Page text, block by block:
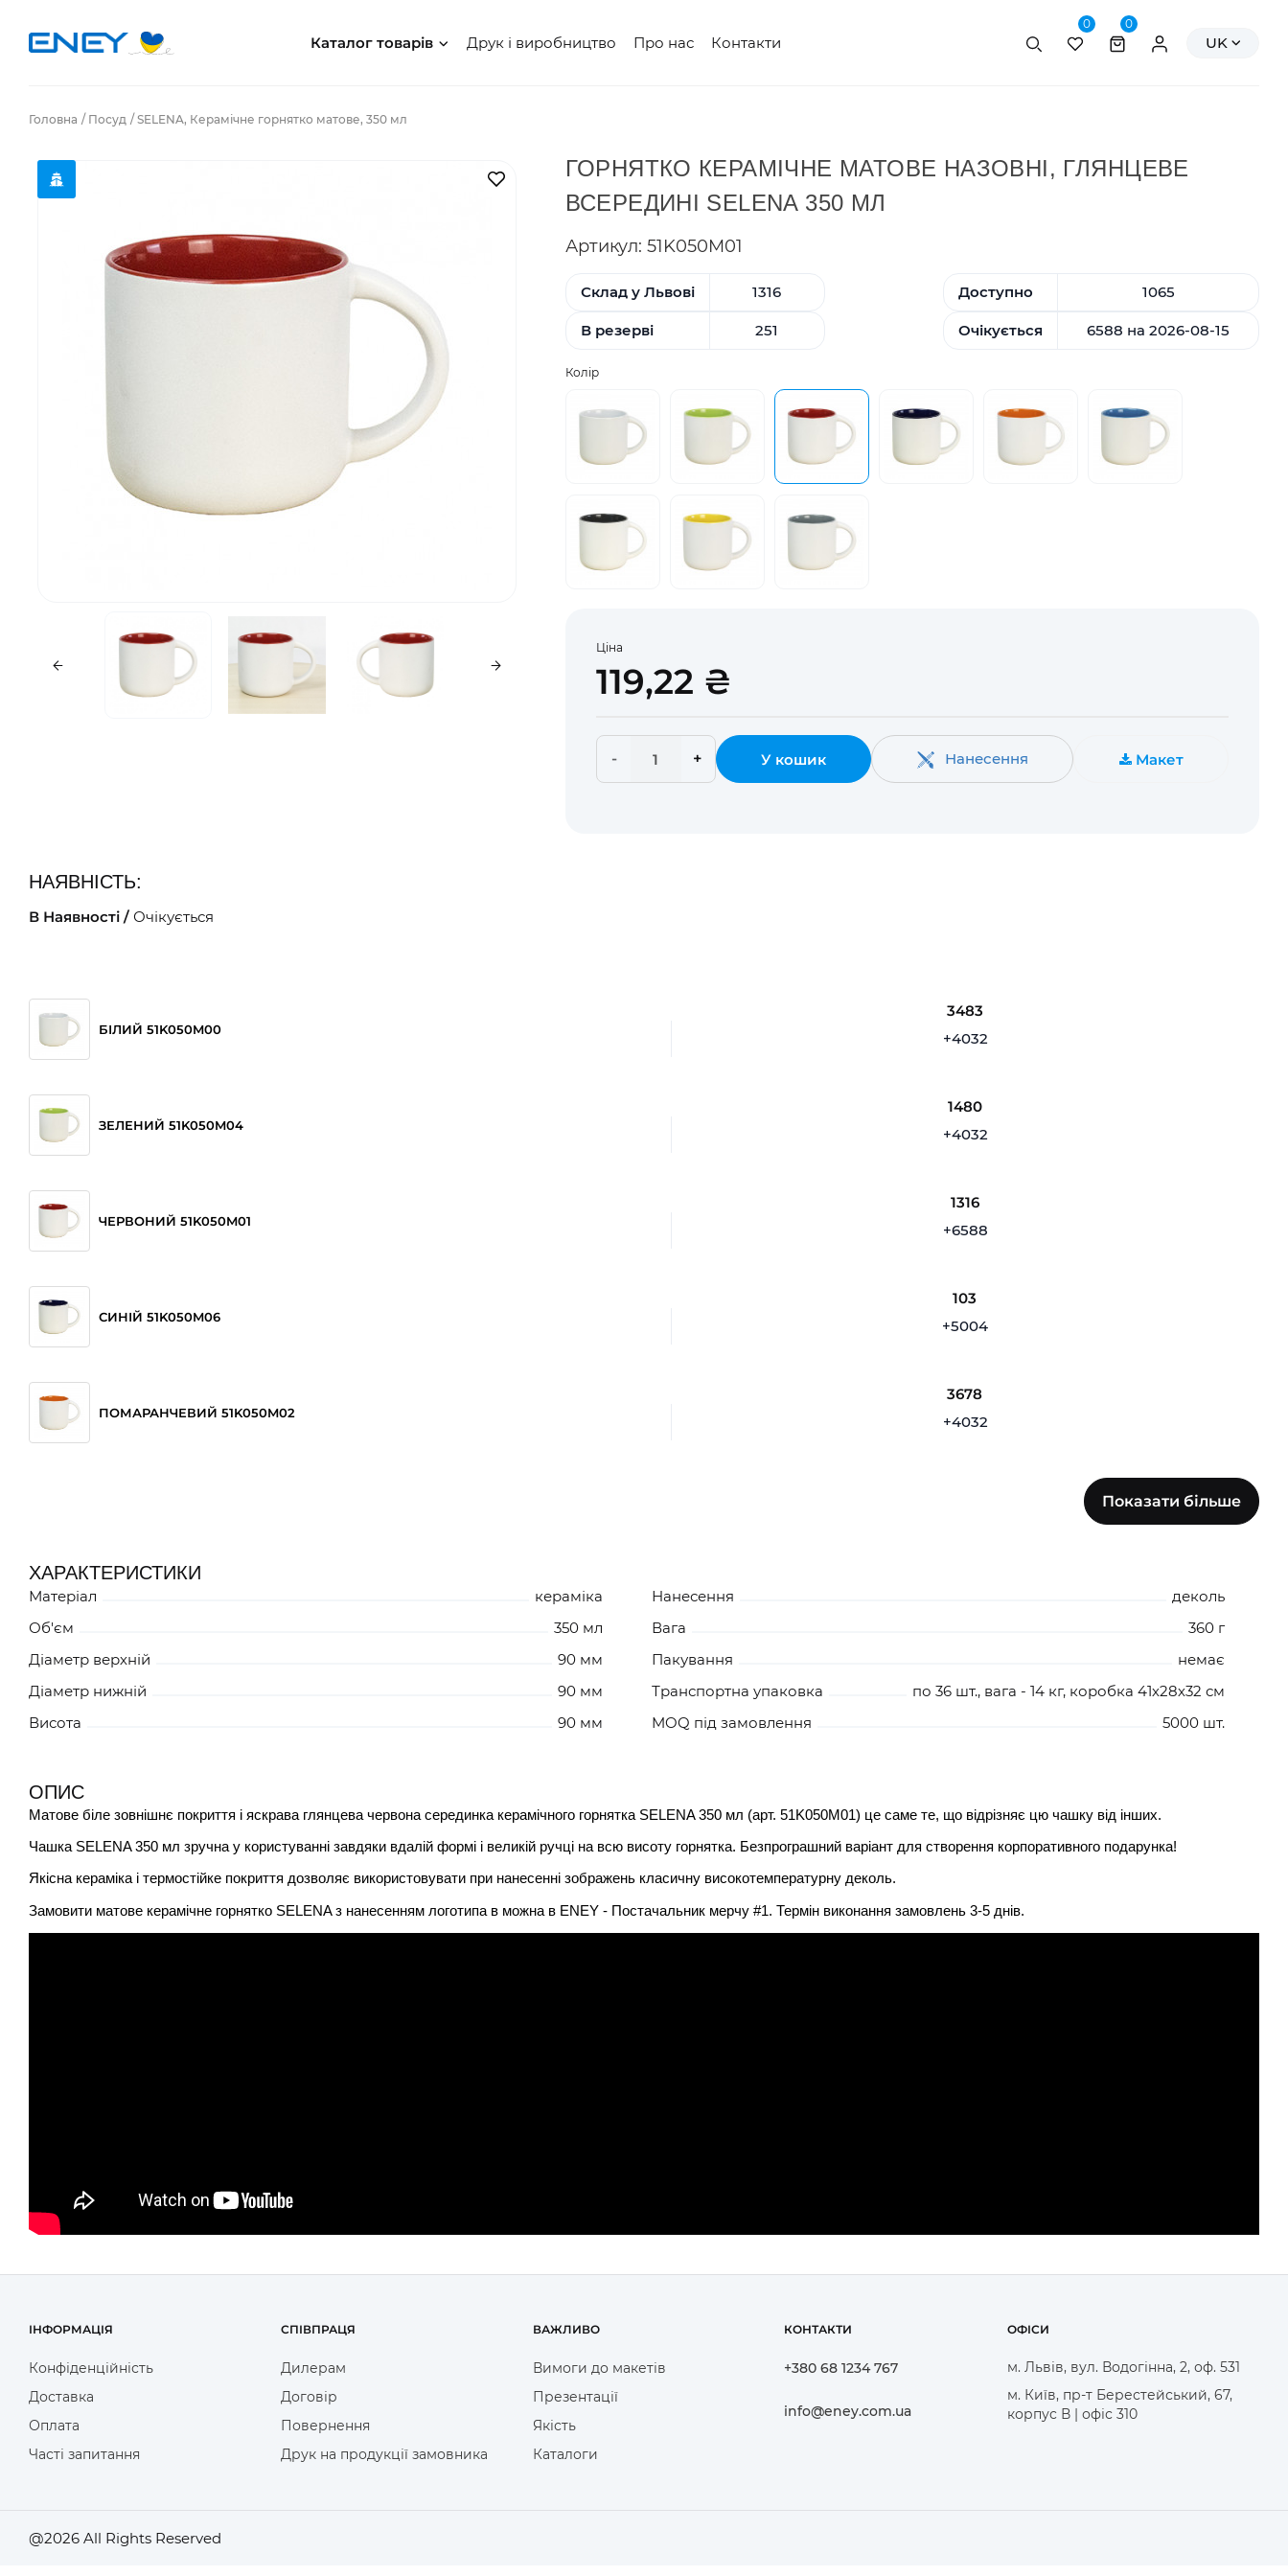
Каталог товарів Друк і виробництво Про нас Контакти Пошук
0 0
Персональні
UK
Головна Посуд SELENA, Керамічне горнятко матове, 350 мл
В закладкиГОРНЯТКО КЕРАМІЧНЕ МАТОВЕ НАЗОВНІ, ГЛЯНЦЕВЕ
ВСЕРЕДИНІ SELENA 350 МЛ
Артикул: 51K050M01
Склад у Львові 1316
В резерві 251
Доступно 1065
Очікується 6588 на 2026-08-15
Колір
Ціна
119,22 ₴
- + У кошик Нанесення Макет
НАЯВНІСТЬ:
В Наявності / Очікується
БІЛИЙ 51K050M00
3483
+4032
ЗЕЛЕНИЙ 51K050M04
1480
+4032
ЧЕРВОНИЙ 51K050M01
1316
+6588
СИНІЙ 51K050M06
103
+5004
ПОМАРАНЧЕВИЙ 51K050M02
3678
+4032
ЖОВТИЙ 51K050M03
Показати більше
ХАРАКТЕРИСТИКИ
Матеріал
кераміка
Об'єм
350 мл
Діаметр верхній
90 мм
Діаметр нижній
90 мм
Висота
90 мм
Нанесення
деколь
Вага
360 г
Пакування
немає
Транспортна упаковка
по 36 шт., вага - 14 кг, коробка 41х28х32 см
MOQ під замовлення
5000 шт.
ОПИС
Матове біле зовнішнє покриття і яскрава глянцева червона серединка керамічного горнятка SELENA 350 мл (арт. 51K050M01) це саме те, що відрізняє цю чашку від інших.
Чашка SELENA 350 мл зручна у користуванні завдяки вдалій формі і великій ручці на всю висоту горнятка. Безпрограшний варіант для створення корпоративного подарунка!
Якісна кераміка і термостійке покриття дозволяє використовувати при нанесенні зображень класичну високотемпературну деколь.
Замовити матове керамічне горнятко SELENA з нанесенням логотипа в можна в ENEY - Постачальник мерчу #1. Термін виконання замовлень 3-5 днів.
ІНФОРМАЦІЯ
Конфіденційність
Доставка
Оплата
Часті запитання
СПІВПРАЦЯ
Дилерам
Договір
Повернення
Друк на продукції замовника
ВАЖЛИВО
Вимоги до макетів
Презентації
Якість
Каталоги
КОНТАКТИ
+380 68 1234 767
info@eney.com.ua
ОФІСИ
м. Львів, вул. Водогінна, 2, оф. 531
м. Київ, пр-т Берестейський, 67,
корпус В | офіс 310
@2026 All Rights Reserved